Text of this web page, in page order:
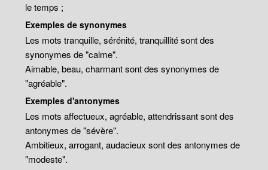
le temps ;
Exemples de synonymes
Les mots tranquille, sérénité, tranquillité sont des
synonymes de "calme".
Aimable, beau, charmant sont des synonymes de
"agréable".
Exemples d'antonymes
Les mots affectueux, agréable, attendrissant sont des
antonymes de "sévère".
Ambitieux, arrogant, audacieux sont des antonymes de
"modeste".